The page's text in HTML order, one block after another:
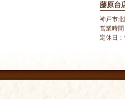
藤原台
神戸市北
営業時間
定休日